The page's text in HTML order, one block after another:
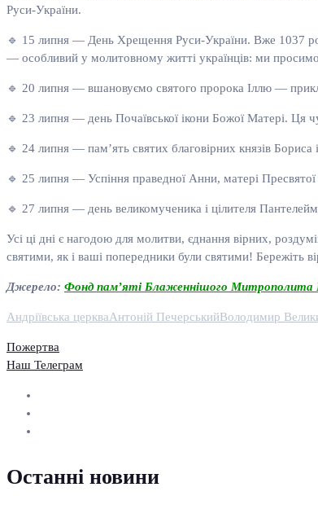
Руси-України.
🔹 15 липня — День Хрещення Руси-України. Вже 1037
— особливий у молитовному житті українців: ми
🔹 20 липня — вшановуємо святого пророка Іллю —
🔹 23 липня — день Почаївської ікони Божої Матері. Ця
🔹 24 липня — пам’ять святих благовірних князів
🔹 25 липня — Успіння праведної Анни, матері Пресвятої
🔹 27 липня — день великомученика і цілителя
Усі ці дні є нагодою для молитви, єднання вірних,
святими, як і ваші попередники були святими! Бережіть
Джерело: Фонд пам’яті Блаженнішого Митрополита
Андріївська церкваАнтоній ПечерськийВолодимир
Пожертва
Наш Телеграм
Останні новини